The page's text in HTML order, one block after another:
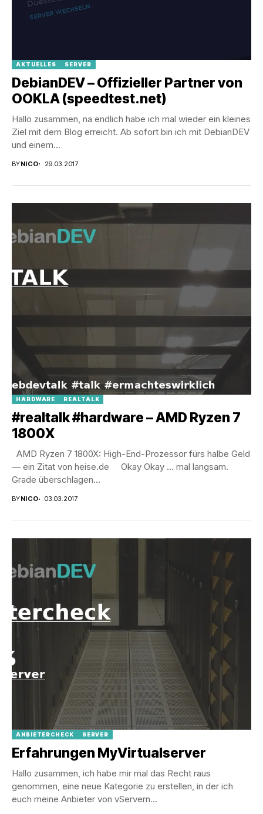
AKTUELLES SERVER
DebianDEV – Offizieller Partner von
OOKLA (speedtest.net)
Hallo zusammen, na endlich habe ich mal wieder ein kleines
Ziel mit dem Blog erreicht. Ab sofort bin ich mit DebianDEV
und einem...
BYNICO 29.03.2017
HARDWARE REALTALK
#realtalk #hardware – AMD Ryzen 7
1800X
AMD Ryzen 7 1800X: High-End-Prozessor fürs halbe Geld
— ein Zitat von heise.de Okay Okay … mal langsam.
Grade überschlagen...
BYNICO 03.03.2017
ANBIETERCHECK SERVER
Erfahrungen MyVirtualserver
Hallo zusammen, ich habe mir mal das Recht raus
genommen, eine neue Kategorie zu erstellen, in der ich
euch meine Anbieter von vServern...